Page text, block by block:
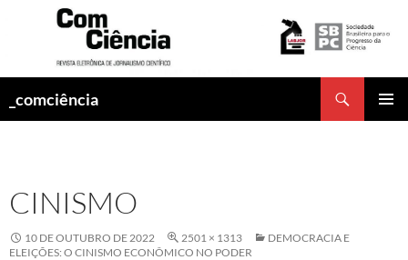
_comciência
CINISMO
10 DE OUTUBRO DE 2022 2501 × 1313
DEMOCRACIA E
ELEIÇÕES: O CINISMO ECONÔMICO NO PODER